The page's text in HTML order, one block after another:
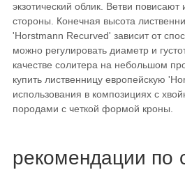
экзотический облик. Ветви повисают
стороны. Конечная высота
'Horstmann Recurved' зависит от
можно регулировать диаметр и
качестве солитера на небольшом
купить лиственницу европейскую
использования в композициях с
породами с четкой формой кроны.
рекомендации по